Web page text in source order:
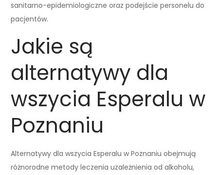
sanitarno-epidemiologiczne oraz podejście personelu do
pacjentów.
Jakie są
alternatywy dla
wszycia Esperalu w
Poznaniu
Alternatywy dla wszycia Esperalu w Poznaniu obejmują
różnorodne metody leczenia uzależnienia od alkoholu,